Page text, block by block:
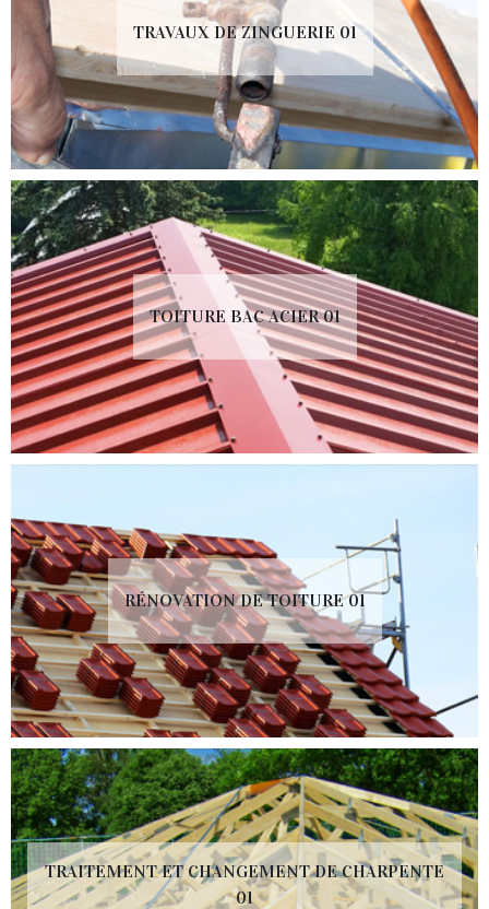
TRAVAUX DE ZINGUERIE 01
TOITURE BAC ACIER 01
RÉNOVATION DE TOITURE 01
TRAITEMENT ET CHANGEMENT DE CHARPENTE
01